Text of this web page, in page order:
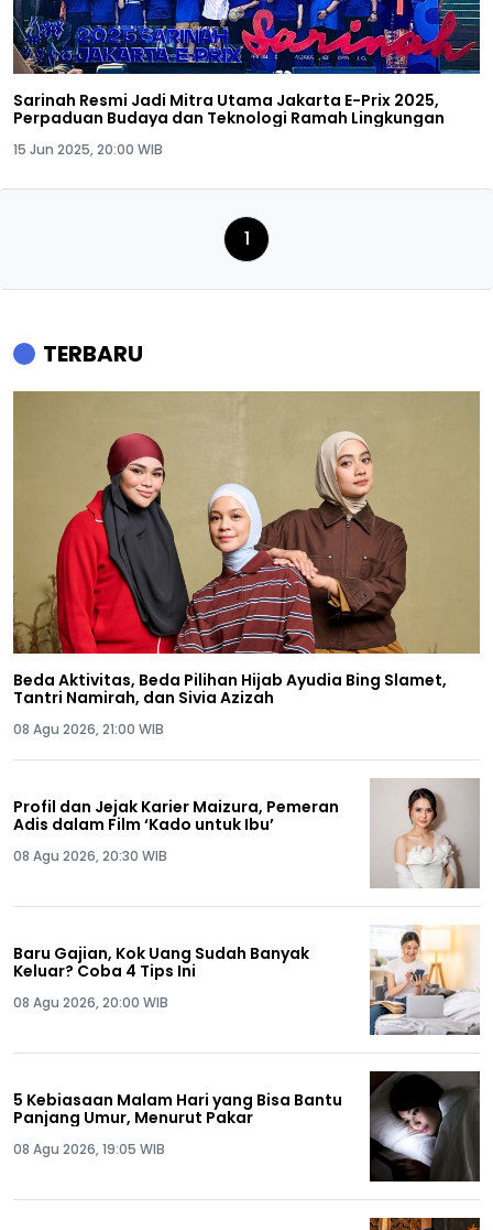
Sarinah Resmi Jadi Mitra Utama Jakarta E-Prix 2025,
Perpaduan Budaya dan Teknologi Ramah Lingkungan
15 Jun 2025, 20:00 WIB
1
TERBARU
Beda Aktivitas, Beda Pilihan Hijab Ayudia Bing Slamet,
Tantri Namirah, dan Sivia Azizah
08 Agu 2026, 21:00 WIB
Profil dan Jejak Karier Maizura, Pemeran
Adis dalam Film ‘Kado untuk Ibu’
08 Agu 2026, 20:30 WIB
Baru Gajian, Kok Uang Sudah Banyak
Keluar? Coba 4 Tips Ini
08 Agu 2026, 20:00 WIB
5 Kebiasaan Malam Hari yang Bisa Bantu
Panjang Umur, Menurut Pakar
08 Agu 2026, 19:05 WIB